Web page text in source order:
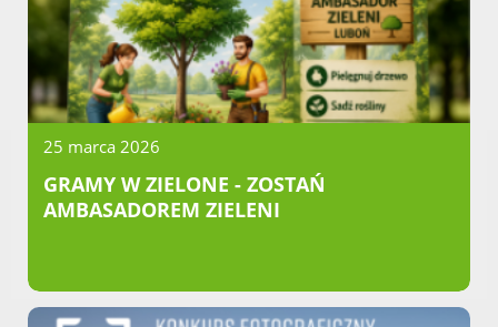
25 marca 2026
GRAMY W ZIELONE - ZOSTAŃ
AMBASADOREM ZIELENI